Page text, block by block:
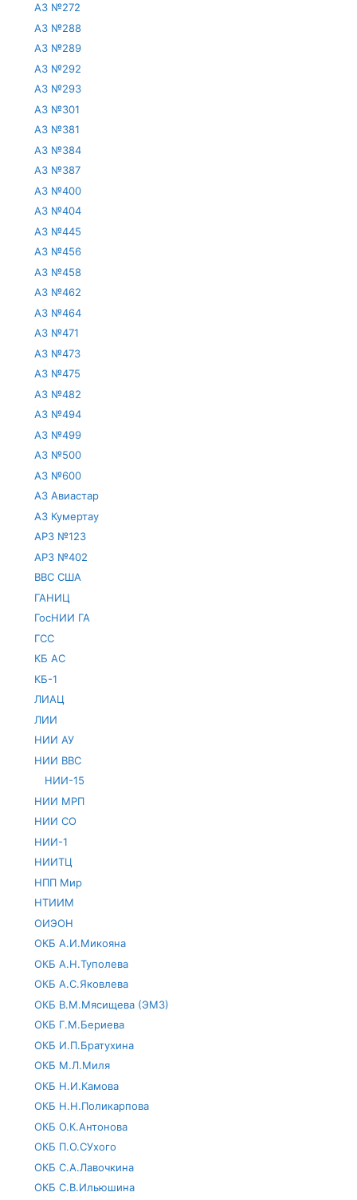
АЗ №272
АЗ №288
АЗ №289
АЗ №292
АЗ №293
АЗ №301
АЗ №381
АЗ №384
АЗ №387
АЗ №400
АЗ №404
АЗ №445
АЗ №456
АЗ №458
АЗ №462
АЗ №464
АЗ №471
АЗ №473
АЗ №475
АЗ №482
АЗ №494
АЗ №499
АЗ №500
АЗ №600
АЗ Авиастар
АЗ Кумертау
АРЗ №123
АРЗ №402
ВВС США
ГАНИЦ
ГосНИИ ГА
ГСС
КБ АС
КБ-1
ЛИАЦ
ЛИИ
НИИ АУ
НИИ ВВС
НИИ-15
НИИ МРП
НИИ СО
НИИ-1
НИИТЦ
НПП Мир
НТИИМ
ОИЭОН
ОКБ А.И.Микояна
ОКБ А.Н.Туполева
ОКБ А.С.Яковлева
ОКБ В.М.Мясищева (ЭМЗ)
ОКБ Г.М.Бериева
ОКБ И.П.Братухина
ОКБ М.Л.Миля
ОКБ Н.И.Камова
ОКБ Н.Н.Поликарпова
ОКБ О.К.Антонова
ОКБ П.О.СУхого
ОКБ С.А.Лавочкина
ОКБ С.В.Ильюшина